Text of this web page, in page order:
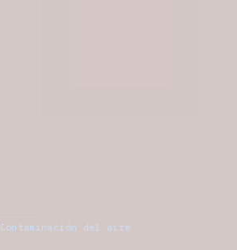
Contaminación del aire